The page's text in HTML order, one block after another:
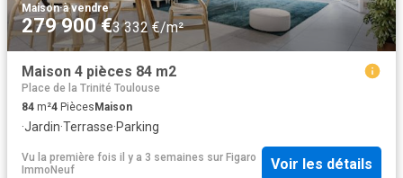
Maison·à vendre
279 900 €3 332 €/m²
Maison 4 pièces 84 m2
Place de la Trinité Toulouse
84 m²4 Pièces Maison
·Jardin·Terrasse·Parking
Vu la première fois il y a 3 semaines sur Figaro
ImmoNeuf
Voir les détails